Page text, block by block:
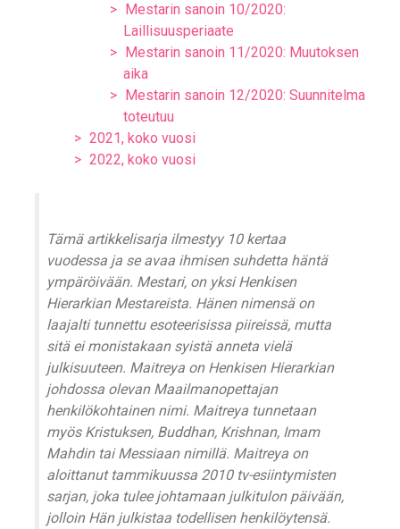
Mestarin sanoin 10/2020:
Laillisuusperiaate
Mestarin sanoin 11/2020: Muutoksen
aika
Mestarin sanoin 12/2020: Suunnitelma
toteutuu
2021, koko vuosi
2022, koko vuosi
Tämä artikkelisarja ilmestyy 10 kertaa
vuodessa ja se avaa ihmisen suhdetta häntä
ympäröivään. Mestari, on yksi Henkisen
Hierarkian Mestareista. Hänen nimensä on
laajalti tunnettu esoteerisissa piireissä, mutta
sitä ei monistakaan syistä anneta vielä
julkisuuteen. Maitreya on Henkisen Hierarkian
johdossa olevan Maailmanopettajan
henkilökohtainen nimi. Maitreya tunnetaan
myös Kristuksen, Buddhan, Krishnan, Imam
Mahdin tai Messiaan nimillä. Maitreya on
aloittanut tammikuussa 2010 tv-esiintymisten
sarjan, joka tulee johtamaan julkitulon päivään,
jolloin Hän julkistaa todellisen henkilöytensä.